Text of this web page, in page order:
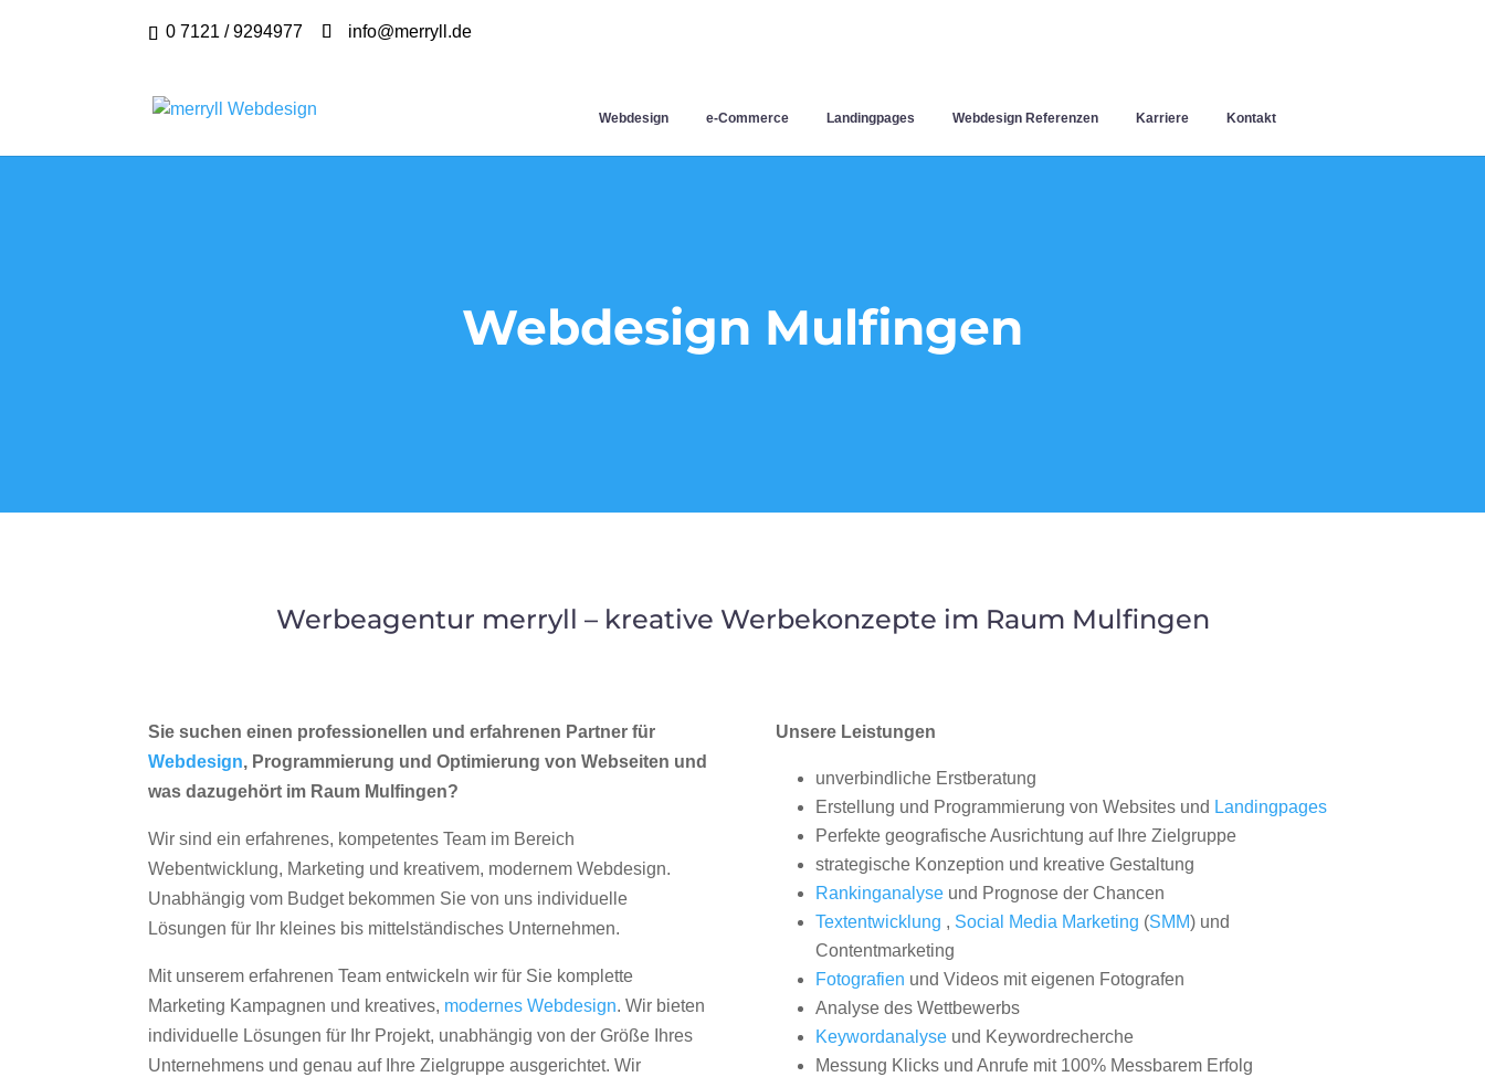
0 7121 / 9294977 info@merryll.de
Webdesign e-Commerce Landingpages Webdesign Referenzen Karriere Kontakt
Webdesign Mulfingen
Werbeagentur merryll – kreative Werbekonzepte im Raum Mulfingen
Sie suchen einen professionellen und erfahrenen Partner für
Webdesign, Programmierung und Optimierung von Webseiten und
was dazugehört im Raum Mulfingen?
Wir sind ein erfahrenes, kompetentes Team im Bereich
Webentwicklung, Marketing und kreativem, modernem Webdesign.
Unabhängig vom Budget bekommen Sie von uns individuelle
Lösungen für Ihr kleines bis mittelständisches Unternehmen.
Mit unserem erfahrenen Team entwickeln wir für Sie komplette
Marketing Kampagnen und kreatives, modernes Webdesign. Wir bieten
individuelle Lösungen für Ihr Projekt, unabhängig von der Größe Ihres
Unternehmens und genau auf Ihre Zielgruppe ausgerichtet. Wir
Unsere Leistungen
unverbindliche Erstberatung
Erstellung und Programmierung von Websites und Landingpages
Perfekte geografische Ausrichtung auf Ihre Zielgruppe
strategische Konzeption und kreative Gestaltung
Rankinganalyseund Prognose der Chancen
Textentwicklung , Social Media Marketing (SMM) und
Contentmarketing
Fotografien und Videos mit eigenen Fotografen
Analyse des Wettbewerbs
Keywordanalyseund Keywordrecherche
Messung Klicks und Anrufe mit 100% Messbarem Erfolg